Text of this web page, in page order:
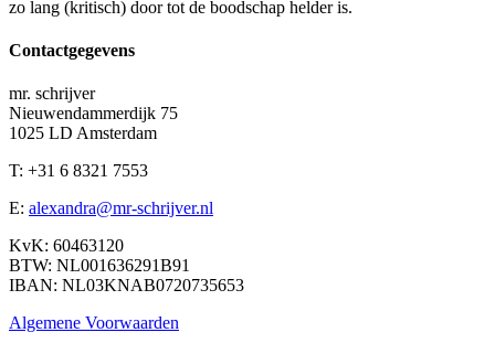
zo lang (kritisch) door tot de boodschap helder is.
Contactgegevens
mr. schrijver
Nieuwendammerdijk 75
1025 LD Amsterdam
T: +31 6 8321 7553
E: alexandra@mr-schrijver.nl
KvK: 60463120
BTW: NL001636291B91
IBAN: NL03KNAB0720735653
Algemene Voorwaarden